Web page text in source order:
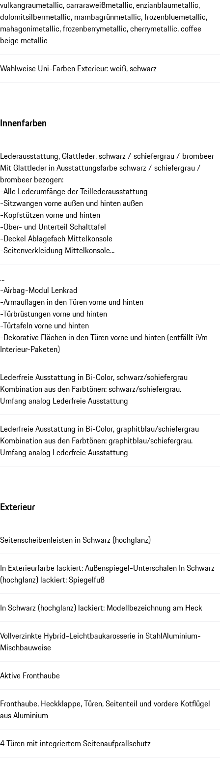
vulkangraumetallic, carraraweißmetallic, enzianblaumetallic,
dolomitsilbermetallic, mambagrünmetallic, frozenbluemetallic,
mahagonimetallic, frozenberrymetallic, cherrymetallic, coffee
beige metallic
Wahlweise Uni-Farben Exterieur: weiß, schwarz
Innenfarben
Lederausstattung, Glattleder, schwarz / schiefergrau / brombeer
Mit Glattleder in Ausstattungsfarbe schwarz / schiefergrau /
brombeer bezogen:
-Alle Lederumfänge der Teillederausstattung
-Sitzwangen vorne außen und hinten außen
-Kopfstützen vorne und hinten
-Ober- und Unterteil Schalttafel
-Deckel Ablagefach Mittelkonsole
-Seitenverkleidung Mittelkonsole...
...
-Airbag-Modul Lenkrad
-Armauflagen in den Türen vorne und hinten
-Türbrüstungen vorne und hinten
-Türtafeln vorne und hinten
-Dekorative Flächen in den Türen vorne und hinten (entfällt iVm
Interieur-Paketen)
Lederfreie Ausstattung in Bi-Color, schwarz/schiefergrau
Kombination aus den Farbtönen: schwarz/schiefergrau.
Umfang analog Lederfreie Ausstattung
Lederfreie Ausstattung in Bi-Color, graphitblau/schiefergrau
Kombination aus den Farbtönen: graphitblau/schiefergrau.
Umfang analog Lederfreie Ausstattung
Exterieur
Seitenscheibenleisten in Schwarz (hochglanz)
In Exterieurfarbe lackiert: Außenspiegel-Unterschalen In Schwarz
(hochglanz) lackiert: Spiegelfuß
In Schwarz (hochglanz) lackiert: Modellbezeichnung am Heck
Vollverzinkte Hybrid-Leichtbaukarosserie in StahlAluminium-
Mischbauweise
Aktive Fronthaube
Fronthaube, Heckklappe, Türen, Seitenteil und vordere Kotflügel
aus Aluminium
4 Türen mit integriertem Seitenaufprallschutz